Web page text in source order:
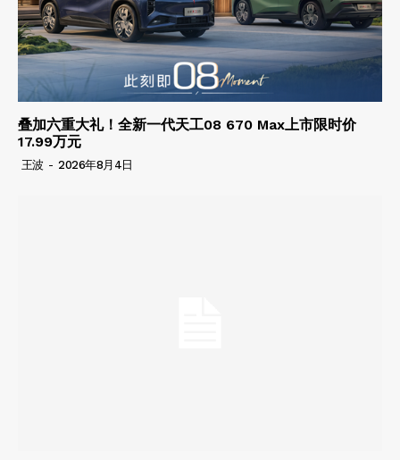
叠加六重大礼！全新一代天工08 670 Max上市限时价
17.99万元
王波 - 2026年8月4日